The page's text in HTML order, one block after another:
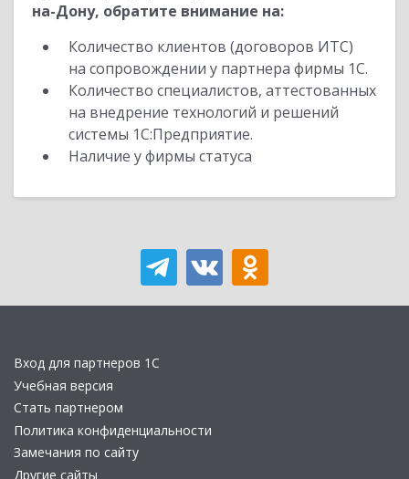
на-Дону, обратите внимание на:
Количество клиентов (договоров ИТС)
на сопровождении у партнера фирмы 1С.
Количество специалистов, аттестованных
на внедрение технологий и решений
системы 1С:Предприятие.
Наличие у фирмы статуса
Вход для партнеров 1С
Учебная версия
Стать партнером
Политика конфиденциальности
Замечания по сайту
Другие сайты